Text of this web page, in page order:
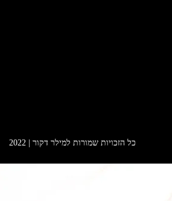
כל הזכויות שמורות למילר דקור | 2022